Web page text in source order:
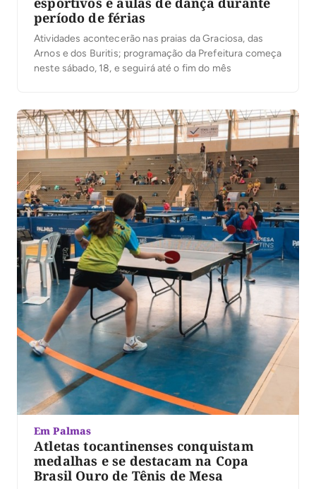
período de férias
Atividades acontecerão nas praias da Graciosa, das
Arnos e dos Buritis; programação da Prefeitura começa
neste sábado, 18, e seguirá até o fim do mês
Em Palmas
Atletas tocantinenses conquistam
medalhas e se destacam na Copa
Brasil Ouro de Tênis de Mesa